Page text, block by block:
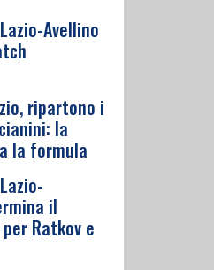
Avellino
ripartono i
la
la formula
il
Ratkov e